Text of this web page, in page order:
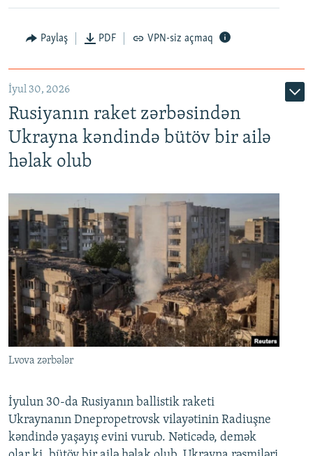
Paylaş PDF VPN-siz açmaq
İyul 30, 2026
Rusiyanın raket zərbəsindən
Ukrayna kəndində bütöv bir ailə
həlak olub
Lvova zərbələr
İyulun 30-da Rusiyanın ballistik raketi
Ukraynanın Dnepropetrovsk vilayətinin Radiuşne
kəndində yaşayış evini vurub. Nəticədə, demək